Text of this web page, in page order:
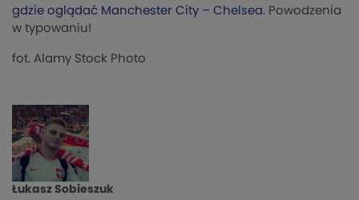
gdzie oglądać Manchester City – Chelsea. Powodzenia
w typowaniu!
fot. Alamy Stock Photo
Łukasz Sobieszuk